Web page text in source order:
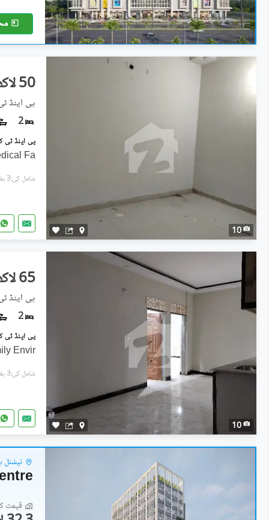
10
50 لاکھ
پی اینڈ
2
Fa
شامل کی:3 ہفتے پہل
10
65 لاکھ
پی اینڈ
2
Envir
شامل کی:3 ہفتے پہل
نیشنل
قیمت